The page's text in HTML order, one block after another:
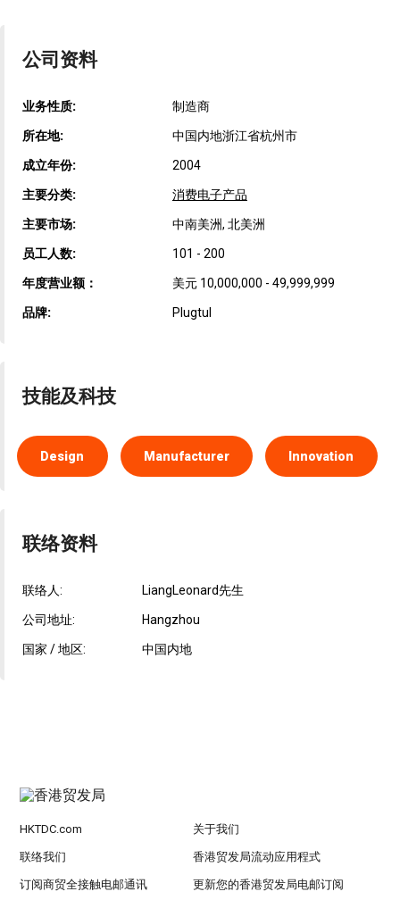
公司资料
业务性质: 制造商
所在地: 中国内地浙江省杭州市
成立年份: 2004
主要分类: 消费电子产品
主要市场: 中南美洲, 北美洲
员工人数: 101 - 200
年度营业额： 美元 10,000,000 - 49,999,999
品牌: Plugtul
技能及科技
Design Manufacturer Innovation
联络资料
联络人: LiangLeonard先生
公司地址: Hangzhou
国家 / 地区: 中国内地
HKTDC.com 关于我们
联络我们 香港贸发局流动应用程式
订阅商贸全接触电邮通讯 更新您的香港贸发局电邮订阅